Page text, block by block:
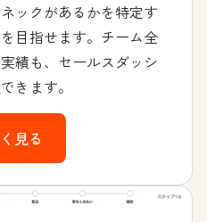
ックがあるかを特定す
目指せます。チーム全
績も、セールスダッシ
きます。
見る